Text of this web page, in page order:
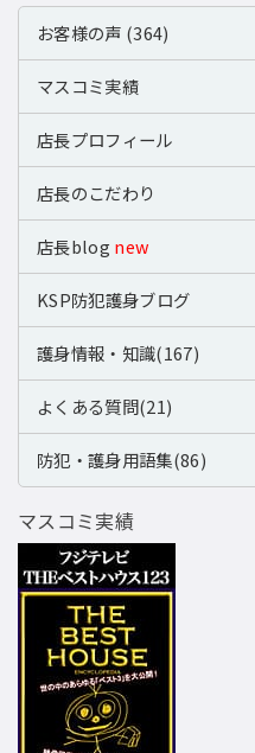
お客様の声 (364)
マスコミ実績
店長プロフィール
店長のこだわり
店長blog new
KSP防犯護身ブログ
護身情報・知識(167)
よくある質問(21)
防犯・護身用語集(86)
マスコミ実績